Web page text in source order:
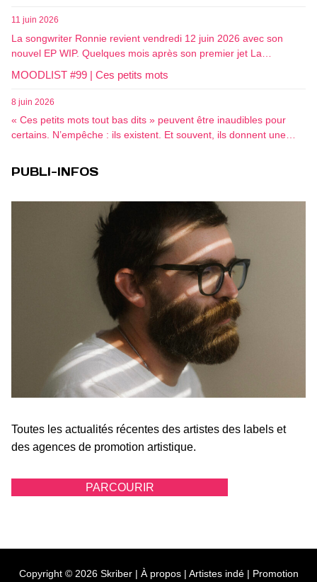
11 juin 2026
La songwriter Ronnie revient vendredi 12 juin 2026 avec son
nouvel EP WIP. Quelques mois après son premier jet La…
MOODLIST #99 | Ces petits mots
8 juin 2026
« Ces petits mots tout bas dits » peuvent être inaudibles pour
certains. N’empêche : ils existent. Et souvent, ils donnent une…
PUBLI-INFOS
Toutes les actualités récentes des artistes des labels et
des agences de promotion artistique.
PARCOURIR
Copyright © 2026 Skriber | À propos| Artistes indé| Promotion